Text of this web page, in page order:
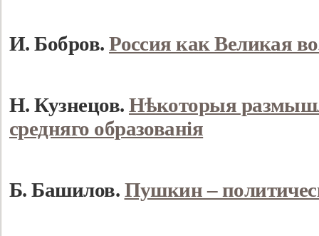
И. Бобров.Россия как Великая
Н. Кузнецов. Нѣкоторыя
средняго образованія
Б. Башилов. Пушкин –